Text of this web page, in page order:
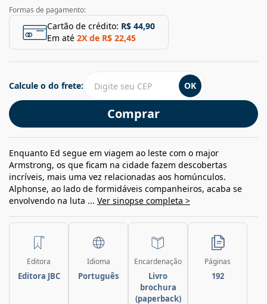
Formas de pagamento:
Cartão de crédito: R$ 44,90
Em até 2X de R$ 22,45
Comprar
Calcule o do frete: OK
Enquanto Ed segue em viagem ao leste com o major
Armstrong, os que ficam na cidade fazem descobertas
incríveis, mais uma vez relacionadas aos homúnculos.
Alphonse, ao lado de formidáveis companheiros, acaba se
envolvendo na luta ... Ver sinopse completa >
Editora
Editora JBC
Idioma
Português
Encardenação
Livro
brochura
(paperback)
Páginas
192